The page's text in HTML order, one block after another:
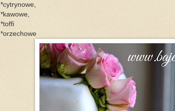
*cytrynowe,
*kawowe,
*toffi
*orzechowe